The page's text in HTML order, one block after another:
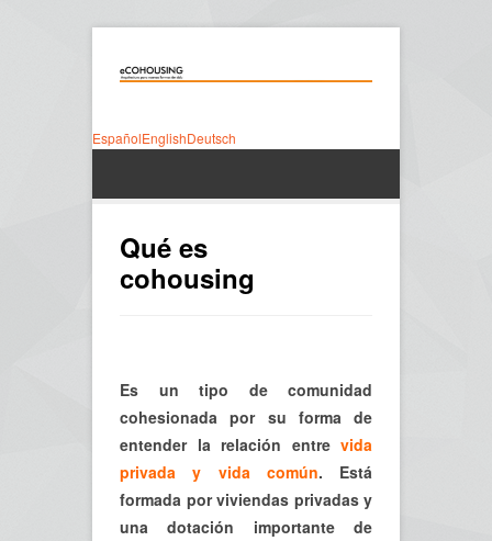
EspañolEnglishDeutsch
Qué es
cohousing
Es un tipo de comunidad
cohesionada por su forma de
entender la relación entre vida
privada y vida común. Está
formada por viviendas privadas y
una dotación importante de